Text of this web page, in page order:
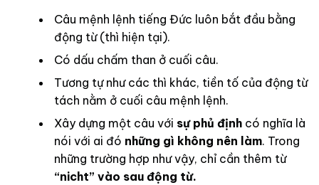
Câu mệnh lệnh tiếng Đức luôn bắt đầu bằng
động từ (thì hiện tại).
Có dấu chấm than ở cuối câu.
Tương tự như các thì khác, tiền tố của động từ
tách nằm ở cuối câu mệnh lệnh.
Xây dựng một câu với sự phủ định có nghĩa là
nói với ai đó những gì không nên làm. Trong
những trường hợp như vậy, chỉ cần thêm từ
“nicht” vào sau động từ.